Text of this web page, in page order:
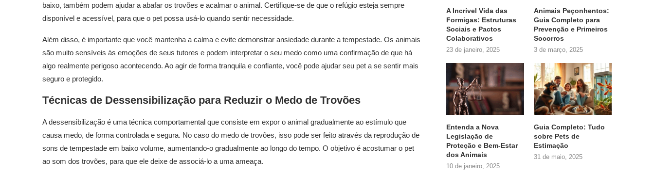
baixo, também podem ajudar a abafar os trovões e acalmar o animal. Certifique-se de que o refúgio esteja sempre
disponível e acessível, para que o pet possa usá-lo quando sentir necessidade.
Além disso, é importante que você mantenha a calma e evite demonstrar ansiedade durante a tempestade. Os animais
são muito sensíveis às emoções de seus tutores e podem interpretar o seu medo como uma confirmação de que há
algo realmente perigoso acontecendo. Ao agir de forma tranquila e confiante, você pode ajudar seu pet a se sentir mais
seguro e protegido.
Técnicas de Dessensibilização para Reduzir o Medo de Trovões
A dessensibilização é uma técnica comportamental que consiste em expor o animal gradualmente ao estímulo que
causa medo, de forma controlada e segura. No caso do medo de trovões, isso pode ser feito através da reprodução de
sons de tempestade em baixo volume, aumentando-o gradualmente ao longo do tempo. O objetivo é acostumar o pet
ao som dos trovões, para que ele deixe de associá-lo a uma ameaça.
A Incrível Vida das
Formigas: Estruturas
Sociais e Pactos
Colaborativos
23 de janeiro, 2025
Animais Peçonhentos:
Guia Completo para
Prevenção e Primeiros
Socorros
3 de março, 2025
Entenda a Nova
Legislação de
Proteção e Bem-Estar
dos Animais
10 de janeiro, 2025
Guia Completo: Tudo
sobre Pets de
Estimação
31 de maio, 2025